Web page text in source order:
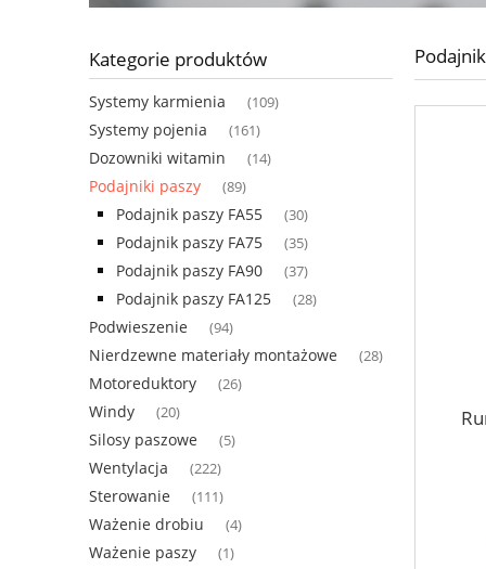
Kategorie produktów
Systemy karmienia (109)
Systemy pojenia (161)
Dozowniki witamin (14)
Podajniki paszy (89)
Podajnik paszy FA55 (30)
Podajnik paszy FA75 (35)
Podajnik paszy FA90 (37)
Podajnik paszy FA125 (28)
Podwieszenie (94)
Nierdzewne materiały montażowe (28)
Motoreduktory (26)
Windy (20)
Silosy paszowe (5)
Wentylacja (222)
Sterowanie (111)
Ważenie drobiu (4)
Ważenie paszy (1)